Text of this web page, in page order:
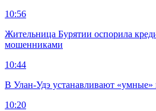
10:56
Жительница Бурятии оспорила
мошенниками
10:44
В Улан-Удэ устанавливают «умные»
10:20